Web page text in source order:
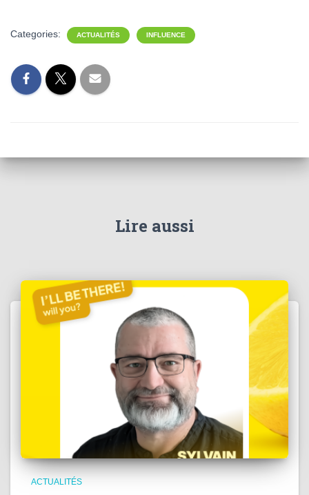
Categories: ACTUALITÉS INFLUENCE
Lire aussi
ACTUALITÉS